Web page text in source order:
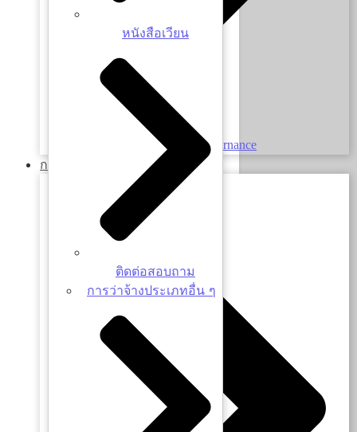
Employment Practices Governance
การสรรหาและบรรจุ
กรอบอัตรากำลัง
หนังสือเวียน
ติดต่อสอบถาม
การว่าจ้างประเภทอื่น ๆ